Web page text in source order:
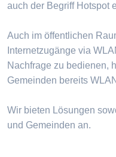
auch der Begriff Hotspot
Auch im öffentlichen
Internetzugänge via
Nachfrage zu bedienen,
Gemeinden bereits
Wir bieten Lösungen
und Gemeinden an.